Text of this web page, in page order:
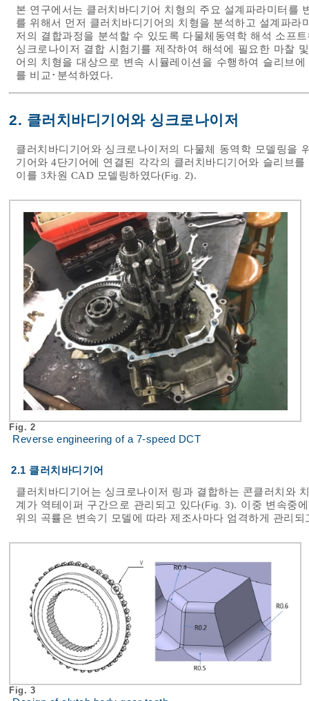
본 연구에서는 클러치바디기어 치형의 주요 설계파라미터를
를 위해서 먼저 클러치바디기어의 치형을 분석하고 설계파
저의 결합과정을 분석할 수 있도록 다물체동역학 해석 소프
싱크로나이저 결합 시험기를 제작하여 해석에 필요한 마찰
어의 치형을 대상으로 변속 시뮬레이션을 수행하여 슬리브
를 비교･분석하였다.
2. 클러치바디기어와 싱크로나이저
클러치바디기어와 싱크로나이저의 다물체 동역학 모델링을
기어와 4단기어에 연결된 각각의 클러치바디기어와 슬리브
이를 3차원 CAD 모델링하였다(Fig. 2).
Fig. 2
Reverse engineering of a 7-speed DCT
2.1 클러치바디기어
클러치바디기어는 싱크로나이저 링과 결합하는 콘클러치와
계가 역테이퍼 구간으로 관리되고 있다(Fig. 3). 이중 변속중
위의 곡률은 변속기 모델에 따라 제조사마다 엄격하게 관리되
Fig. 3